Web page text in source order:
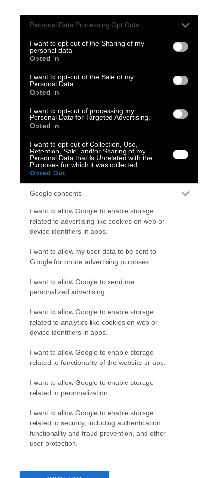
Please note that this website/app uses one or more Google
not limited to your visit or usage behaviour. You may click to
grant or deny consent to Google and its third-party tags to
use your data for below specified purposes in below Google
consent section.
Personal Data Processing Opt Outs
I want to opt-out of the Sharing of my
personal data.
Opted In
I want to opt-out of the Sale of my
Personal Data.
Opted In
I want to opt-out of processing my
Personal Data for Targeted Advertising.
Opted In
I want to opt-out of Collection, Use,
Retention, Sale, and/or Sharing of my
Personal Data that Is Unrelated with the
Purposes for which it was collected.
Opted Out
Google consents
I want to allow Google to enable storage
related to advertising like cookies on web or
device identifiers in apps.
I want to allow my user data to be sent to
Google for online advertising purposes.
I want to allow Google to send me
personalized advertising.
I want to allow Google to enable storage
related to analytics like cookies on web or
device identifiers in apps.
I want to allow Google to enable storage
related to functionality of the website or app.
I want to allow Google to enable storage
related to personalization.
I want to allow Google to enable storage
related to security, including authentication
functionality and fraud prevention, and other
user protection.
Ρωτήστε για το προϊόν
Αλλαγή Προϊόντος
Τρόποι Αποστολής
Ένα εντυπωσιακό τοπ που κλέβει τις εντυπώσεις με τις περίτεχνες
λεπτομέρειές του και την αέρινη αίσθησή του. Το εκρού χρώμα της
ρομαντική διάθεση.
Η λαιμόκοψη διαθέτει ένα διακριτικό άνοιγμα σε σχήμα V, το
οποίο πλαισιώνεται από κάθετες σειρές κεντημένων μοτίβων.
σχέδια και τελειώνουν σε λάστιχο για ένα ελαφρώς "puffy"
Η γραμμή της είναι άνετη και αέρινη, προσφέροντας ελευθερία
κινήσεων και στυλ.
Το ύφασμα έχει μια φυσική, ελαφρώς ανάγλυφη υφή που
προσδίδει αυθεντικότητα στο μποέμ ύφος του ρούχου.
για μια καθημερινή εμφάνιση με άποψη ή με μια μονόχρωμη
παντελόνα για πιο ιδιαίτερες περιστάσεις.
Ποιότητα: 86% Viscoze - 11% Polyester - 3% Cotton
Διαστάσεις
Περιφέρεια Γοφών:135cm
Αλλαγές και επιστροφές
Θέλουμε να είστε απόλυτα ικανοποιημένοι με την αγορά σας.
Εάν είστε δυστυχισμένοι για οποιοδήποτε λόγο, θα δεχτούμε με
χαρά την επιστροφή / ανταλλαγή ενός αφόρετου προιόντος μέσα σε
14 εργάσιμες ημέρες από την ημερομηνία παραλαβής του
Έχετε το δικαίωμα να επιστρέψετε τα προϊόντα που αγοράσατε και
- με αποδεδειγμένη υπαιτιότητα του ifos-shop.gr πουλήθηκαν